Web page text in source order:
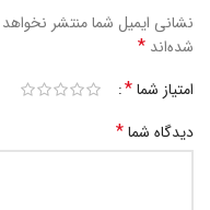
نشانی ایمیل شما منتشر
شده‌اند *
امتیاز شما*
دیدگاه شما*